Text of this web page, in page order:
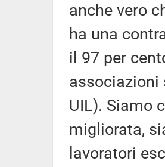
anche vero
ha una
il 97 per
associazioni
UIL). Siamo
migliorata,
lavoratori